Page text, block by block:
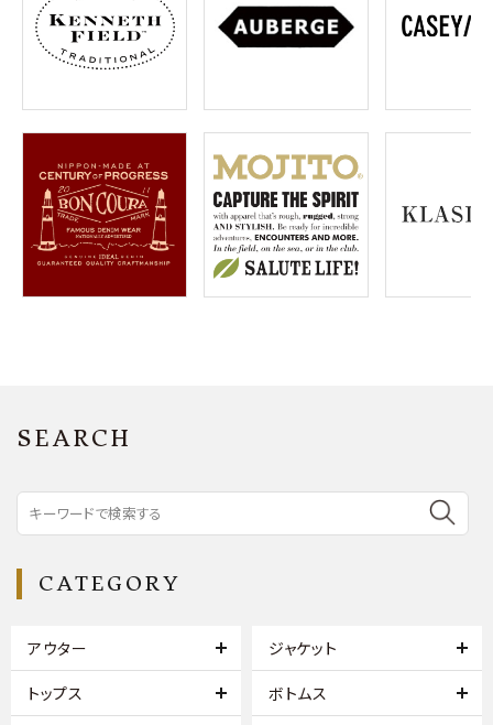
SEARCH
CATEGORY
アウター ジャケット
トップス ボトムス